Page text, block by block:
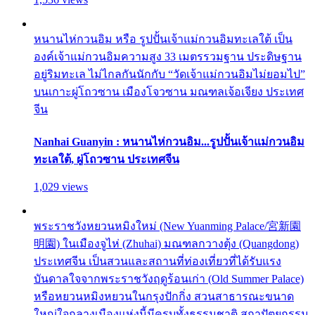
หนานไห่กวนอิม หรือ รูปปั้นเจ้าแม่กวนอิมทะเลใต้ เป็น
องค์เจ้าแม่กวนอิมความสูง 33 เมตรรวมฐาน ประดิษฐาน
อยู่ริมทะเล ไม่ไกลกันนักกับ “วัดเจ้าแม่กวนอิมไม่ยอมไป”
บนเกาะผู่โถวซาน เมืองโจวซาน มณฑลเจ้อเจียง ประเทศ
จีน
Nanhai Guanyin : หนานไห่กวนอิม...รูปปั้นเจ้าแม่กวนอิม
ทะเลใต้, ผู่โถวซาน ประเทศจีน
1,029 views
พระราชวังหยวนหมิงใหม่ (New Yuanming Palace/宮新園
明園) ในเมืองจูไห่ (Zhuhai) มณฑลกวางตุ้ง (Quangdong)
ประเทศจีน เป็นสวนและสถานที่ท่องเที่ยวที่ได้รับแรง
บันดาลใจจากพระราชวังฤดูร้อนเก่า (Old Summer Palace)
หรือหยวนหมิงหยวนในกรุงปักกิ่ง สวนสาธารณะขนาด